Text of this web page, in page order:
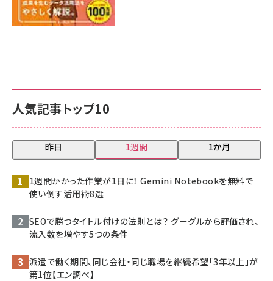
人気記事トップ10
昨日 1週間 1か月
1週間かかった作業が1日に！ Gemini Notebookを無料で
使い倒す活用術8選
SEOで勝つタイトル付けの法則とは？ グーグルから評価され、
流入数を増やす5つの条件
派遣で働く期間、同じ会社・同じ職場を継続希望「3年以上」が
第1位【エン調べ】